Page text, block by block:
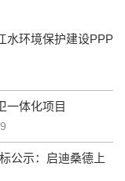
水环境保护建设PPP
一体化项目
公示：启迪桑德上